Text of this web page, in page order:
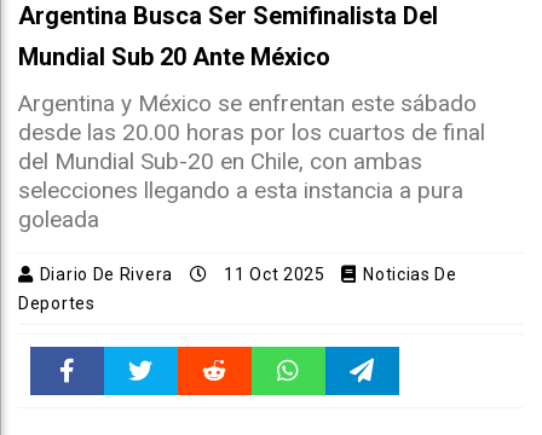
Argentina Busca Ser Semifinalista Del
Mundial Sub 20 Ante México
Argentina y México se enfrentan este sábado
desde las 20.00 horas por los cuartos de final
del Mundial Sub-20 en Chile, con ambas
selecciones llegando a esta instancia a pura
goleada
Diario De Rivera 11 Oct 2025
Noticias De
Deportes